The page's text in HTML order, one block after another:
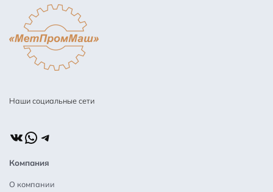
Наши социальные сети
ВКонтакте
WhatsApp
Telegram
Компания
О компании